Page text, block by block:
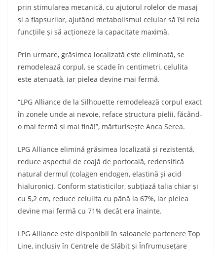
prin stimularea mecanică, cu ajutorul rolelor de masaj
și a flapsurilor, ajutând metabolismul celular să își reia
funcțiile și să acționeze la capacitate maximă.
Prin urmare, grăsimea localizată este eliminată, se
remodelează corpul, se scade în centimetri, celulita
este atenuată, iar pielea devine mai fermă.
“LPG Alliance de la Silhouette remodelează corpul exact
în zonele unde ai nevoie, reface structura pielii, făcând-
o mai fermă și mai fină!”, mărturisește Anca Serea.
LPG Alliance elimină grăsimea localizată și rezistentă,
reduce aspectul de coajă de portocală, redensifică
natural dermul (colagen endogen, elastină și acid
hialuronic). Conform statisticilor, subțiază talia chiar și
cu 5,2 cm, reduce celulita cu până la 67%, iar pielea
devine mai fermă cu 71% decât era înainte.
LPG Alliance este disponibil în saloanele partenere Top
Line, inclusiv în Centrele de Slăbit și Înfrumusețare